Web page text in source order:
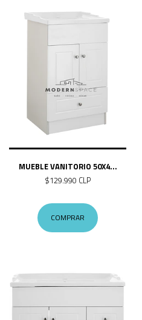
MUEBLE VANITORIO 50X4...
$129.990 CLP
COMPRAR